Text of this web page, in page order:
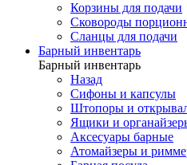
Корзины для подачи
Сковороды
Сланцы для подачи
Барный инвентарь
Барный инвентарь
Назад
Сифоны и капсулы
Штопоры и
Ящики и
Аксесуары барные
Атомайзеры и